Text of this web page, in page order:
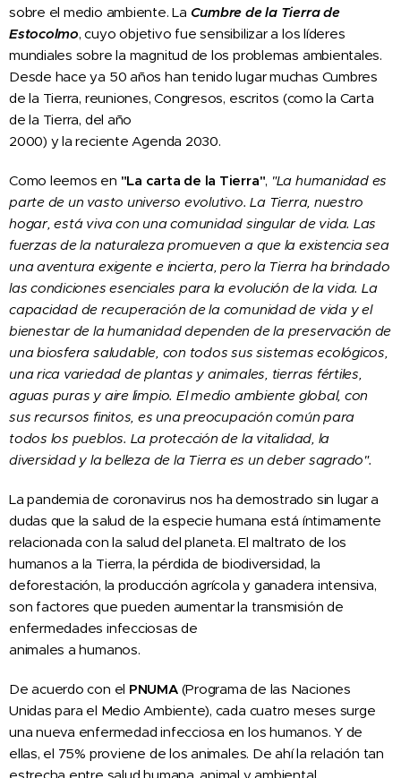
sobre el medio ambiente. La Cumbre de la Tierra de
Estocolmo, cuyo objetivo fue sensibilizar a los líderes
mundiales sobre la magnitud de los problemas ambientales.
Desde hace ya 50 años han tenido lugar muchas Cumbres
de la Tierra, reuniones, Congresos, escritos (como la Carta
de la Tierra, del año
2000) y la reciente Agenda 2030.
Como leemos en "La carta de la Tierra", "La humanidad es
parte de un vasto universo evolutivo. La Tierra, nuestro
hogar, está viva con una comunidad singular de vida. Las
fuerzas de la naturaleza promueven a que la existencia sea
una aventura exigente e incierta, pero la Tierra ha brindado
las condiciones esenciales para la evolución de la vida. La
capacidad de recuperación de la comunidad de vida y el
bienestar de la humanidad dependen de la preservación de
una biosfera saludable, con todos sus sistemas ecológicos,
una rica variedad de plantas y animales, tierras fértiles,
aguas puras y aire limpio. El medio ambiente global, con
sus recursos finitos, es una preocupación común para
todos los pueblos. La protección de la vitalidad, la
diversidad y la belleza de la Tierra es un deber sagrado".
La pandemia de coronavirus nos ha demostrado sin lugar a
dudas que la salud de la especie humana está íntimamente
relacionada con la salud del planeta. El maltrato de los
humanos a la Tierra, la pérdida de biodiversidad, la
deforestación, la producción agrícola y ganadera intensiva,
son factores que pueden aumentar la transmisión de
enfermedades infecciosas de
animales a humanos.
De acuerdo con el PNUMA(Programa de las Naciones
Unidas para el Medio Ambiente), cada cuatro meses surge
una nueva enfermedad infecciosa en los humanos. Y de
ellas, el 75% proviene de los animales. De ahí la relación tan